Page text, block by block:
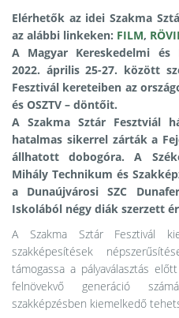
Elérhetők az idei Szakma
az alábbi linkeken: FILM,
A Magyar Kereskedelmi és
2022. április 25-27. között
Fesztivál kereteiben az
és OSZTV – döntőit.
A Szakma Sztár Fesztviál
hatalmas sikerrel zárták a
állhatott dobogóra. A
Mihály Technikum és
a Dunaújvárosi SZC
Iskolából négy diák szerzett
A Szakma Sztár Fesztivál
szakképesítések
támogassa a pályaválasztás
felnövekvő generáció
szakképzésben kiemelkedő